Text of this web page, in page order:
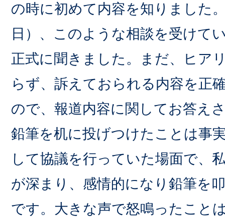
の時に初めて内容を知りました
日）、このような相談を受けて
正式に聞きました。まだ、ヒア
らず、訴えておられる内容を正
ので、報道内容に関してお答え
鉛筆を机に投げつけたことは事
して協議を行っていた場面で、
が深まり、感情的になり鉛筆を
です。大きな声で怒鳴ったこと